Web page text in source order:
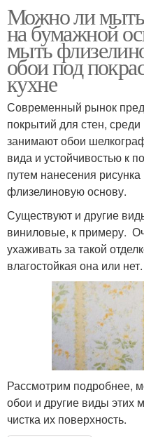
Можно ли
на бумажной
мыть
обои под
кухне
Современный рынок
покрытий для стен,
занимают обои
вида и устойчивостью к
путем нанесения
флизелиновую основу.
Существуют и другие
виниловые, к примеру.
ухаживать за такой
влагостойкая она или нет.
Рассмотрим подробнее,
обои и другие виды этих
чистка их поверхность.